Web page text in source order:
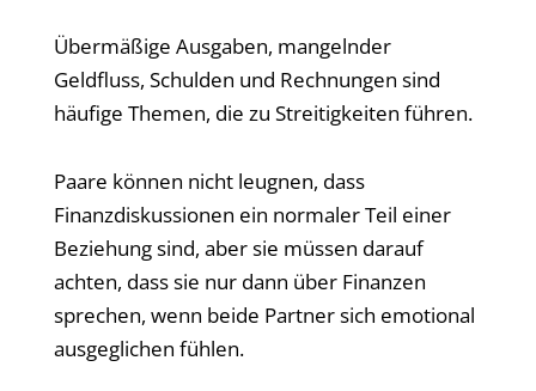
Übermäßige Ausgaben, mangelnder
Geldfluss, Schulden und Rechnungen sind
häufige Themen, die zu Streitigkeiten führen.
Paare können nicht leugnen, dass
Finanzdiskussionen ein normaler Teil einer
Beziehung sind, aber sie müssen darauf
achten, dass sie nur dann über Finanzen
sprechen, wenn beide Partner sich emotional
ausgeglichen fühlen.